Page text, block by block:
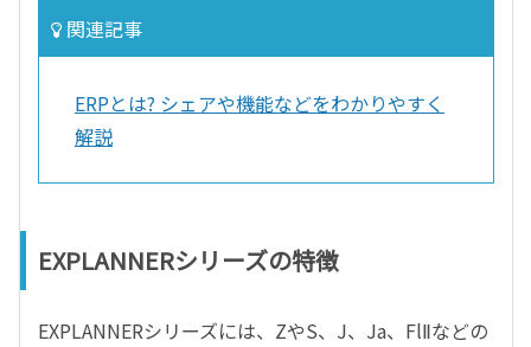
関連記事
ERPとは? シェアや機能などをわかりやすく
解説
EXPLANNERシリーズの特徴
EXPLANNERシリーズには、ZやS、J、Ja、FlⅡなどの